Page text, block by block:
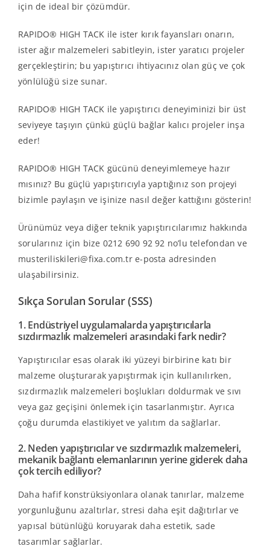
için de ideal bir çözümdür.
RAPIDO® HIGH TACK ile ister kırık fayansları onarın,
ister ağır malzemeleri sabitleyin, ister yaratıcı projeler
gerçekleştirin; bu yapıştırıcı ihtiyacınız olan güç ve çok
yönlülüğü size sunar.
RAPIDO® HIGH TACK ile yapıştırıcı deneyiminizi bir üst
seviyeye taşıyın çünkü güçlü bağlar kalıcı projeler inşa
eder!
RAPIDO® HIGH TACK gücünü deneyimlemeye hazır
mısınız? Bu güçlü yapıştırıcıyla yaptığınız son projeyi
bizimle paylaşın ve işinize nasıl değer kattığını gösterin!
Ürünümüz veya diğer teknik yapıştırıcılarımız hakkında
sorularınız için bize 0212 690 92 92 no’lu telefondan ve
musteriliskileri@fixa.com.tr e-posta adresinden
ulaşabilirsiniz.
Sıkça Sorulan Sorular (SSS)
1. Endüstriyel uygulamalarda yapıştırıcılarla
sızdırmazlık malzemeleri arasındaki fark nedir?
Yapıştırıcılar esas olarak iki yüzeyi birbirine katı bir
malzeme oluşturarak yapıştırmak için kullanılırken,
sızdırmazlık malzemeleri boşlukları doldurmak ve sıvı
veya gaz geçişini önlemek için tasarlanmıştır. Ayrıca
çoğu durumda elastikiyet ve yalıtım da sağlarlar.
2. Neden yapıştırıcılar ve sızdırmazlık malzemeleri,
mekanik bağlantı elemanlarının yerine giderek daha
çok tercih ediliyor?
Daha hafif konstrüksiyonlara olanak tanırlar, malzeme
yorgunluğunu azaltırlar, stresi daha eşit dağıtırlar ve
yapısal bütünlüğü koruyarak daha estetik, sade
tasarımlar sağlarlar.